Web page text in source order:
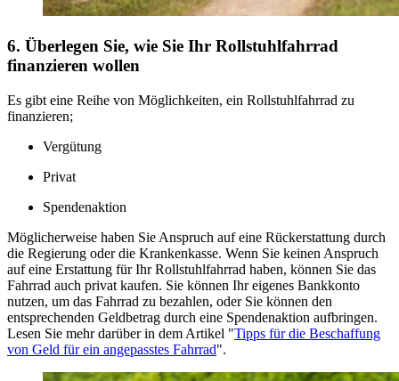
6. Überlegen Sie, wie Sie Ihr Rollstuhlfahrrad
finanzieren wollen
Es gibt eine Reihe von Möglichkeiten, ein Rollstuhlfahrrad zu
finanzieren;
Vergütung
Privat
Spendenaktion
Möglicherweise haben Sie Anspruch auf eine Rückerstattung durch
die Regierung oder die Krankenkasse. Wenn Sie keinen Anspruch
auf eine Erstattung für Ihr Rollstuhlfahrrad haben, können Sie das
Fahrrad auch privat kaufen. Sie können Ihr eigenes Bankkonto
nutzen, um das Fahrrad zu bezahlen, oder Sie können den
entsprechenden Geldbetrag durch eine Spendenaktion aufbringen.
Lesen Sie mehr darüber in dem Artikel "Tipps für die Beschaffung
von Geld für ein angepasstes Fahrrad".